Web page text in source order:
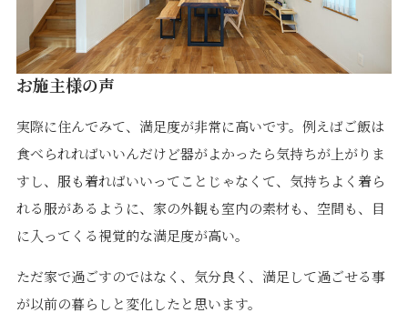
コラム
スタッフブログ
吉田のブログ
Q&A
セージ
スタッフ紹介
Other
リフォーム
採用情報
オーダー家具
来場予約
カタログ請求
ご紹介キャンペーン
お施主様の声
実際に住んでみて、満足度が非常に高いです。例えばご飯は
食べられればいいんだけど器がよかったら気持ちが上がりま
すし、服も着ればいいってことじゃなくて、気持ちよく着ら
れる服があるように、家の外観も室内の素材も、空間も、目
に入ってくる視覚的な満足度が高い。
ただ家で過ごすのではなく、気分良く、満足して過ごせる事
が以前の暮らしと変化したと思います。